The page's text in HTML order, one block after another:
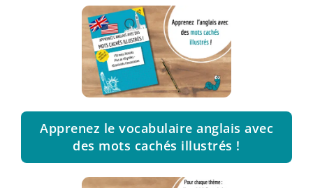
Apprenez le vocabulaire anglais avec
des mots cachés illustrés !